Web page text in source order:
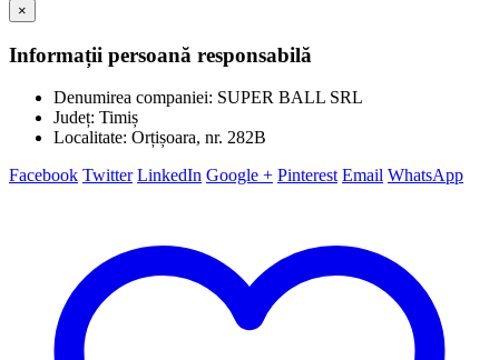
×
Informații persoană responsabilă
Denumirea companiei: SUPER BALL SRL
Județ: Timiș
Localitate: Orțișoara, nr. 282B
Facebook Twitter LinkedIn Google + Pinterest Email WhatsApp